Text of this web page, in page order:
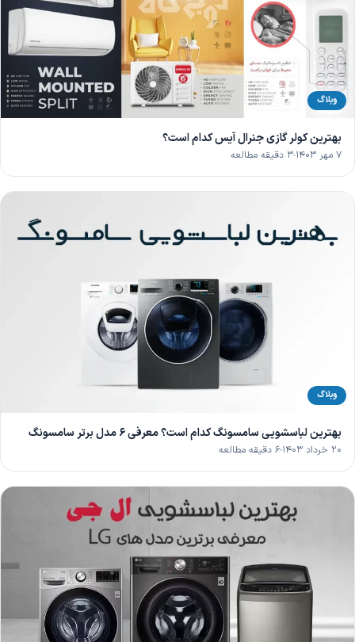
وبلاگ
بهترین کولر گازی جنرال آیس کدام است؟
۷ مهر ۱۴۰۳ ۳ دقیقه مطالعه
وبلاگ
بهترین لباسشویی سامسونگ کدام است؟ معرفی 6 مدل برتر سامسونگ
۲۰ خرداد ۱۴۰۳ ۶ دقیقه مطالعه